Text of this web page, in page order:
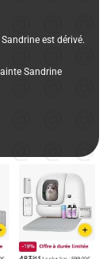
est dérivé.
Sandrine